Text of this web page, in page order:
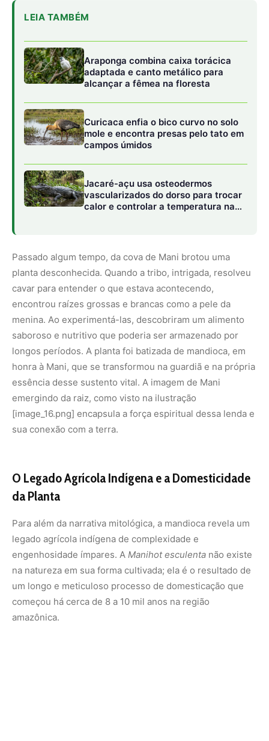
Amazônia
Passado algum tempo,da cova de Mani brotou uma
planta desconhecida.Quando a tribo,intrigada,resolveu
cavar para entender o que estava acontecendo,
encontrou raízes grossas e brancas como a pele da
menina.Ao experimentá-las,descobriram um alimento
saboroso e nutritivo que poderia ser armazenado por
A planta foi batizada de mandioca,
honra à Mani,que se transformou na guardiã e na própria
essência desse sustento vital.A imagem de Mani
emergindo da raiz,como visto na ilustração
sua conexão com a terra.
O Legado Agrícola Indígena e a Domesticidade
da Planta
Para além da narrativa mitológica,a mandioca revela um
legado agrícola indígena de complexidade e
engenhosidade ímpares.AManihot esculentanão existe
na natureza em sua forma cultivada; ela é o resultado de
um longo e meticuloso processo de domesticação que
começou há cerca de 8 a 10 mil anos na região
amazônica.